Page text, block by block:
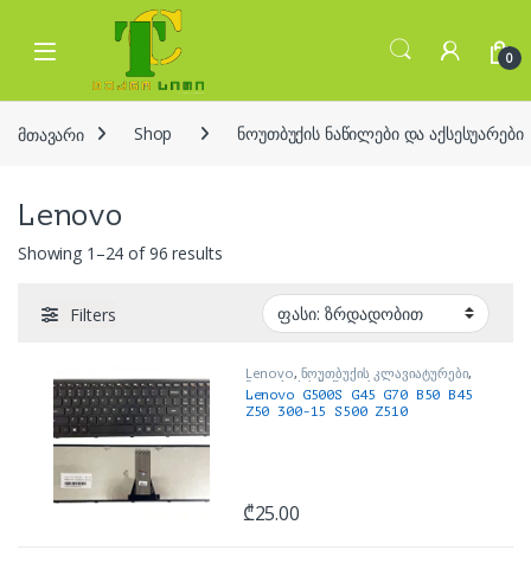
Skip to navigation
Skip to content
Open 0
მთავარი Shop ნოუთბუქის ნაწილები და აქსესუარები
Lenovo
Showing 1–24 of 96 resultsSorted by price: low to high
Filters
Lenovo, ნოუთბუქის კლავიატურები,
ნოუთბუქის ნაწილები და
აქსესუარები
Lenovo G500S G45 G70 B50 B45
Z50 300-15 S500 Z510
₾25.00